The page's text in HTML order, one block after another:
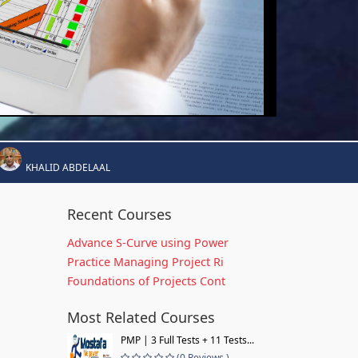
KHALID ABDELAAL
Recent Courses
Advance S-Curve using Power
Practice Managing Project Ri
Foundations of Projects Cont
Most Related Courses
PMP | 3 Full Tests + 11 Tests...